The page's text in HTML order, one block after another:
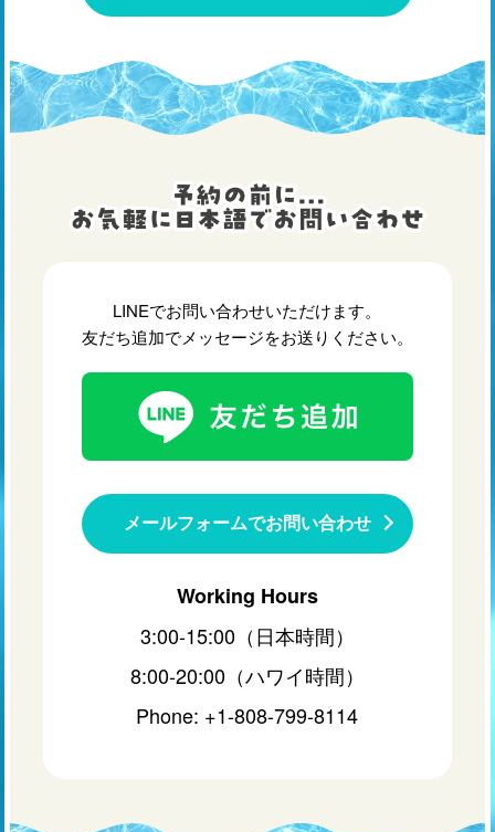
LINEでお問い合わせいただけます。
友だち追加でメッセージをお送りください。
メールフォームでお問い合わせ
Working Hours
3:00-15:00（日本時間）
8:00-20:00（ハワイ時間）
Phone: +1-808-799-8114